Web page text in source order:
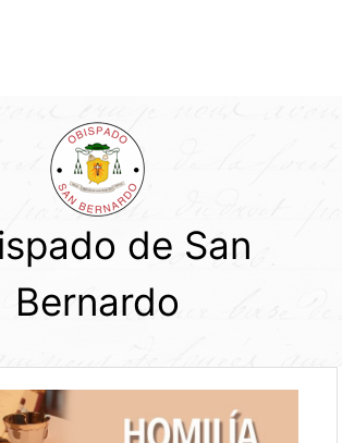
de San
Bernardo